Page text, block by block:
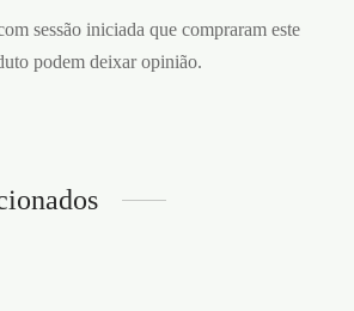
sessão iniciada que compraram este
podem deixar opinião.